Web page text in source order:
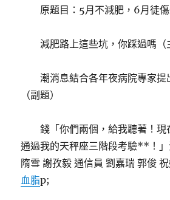
原題目：5月不減肥，6月徒傷
減肥路上這些坑，你踩過嗎（
潮消息結合各年夜病院專家提
（副題）
錢「你們兩個，給我聽著！
通過我的天秤座三階段考驗**！
隋雪 謝孜毅通信員 劉嘉瑞 郭俊
血脂p;